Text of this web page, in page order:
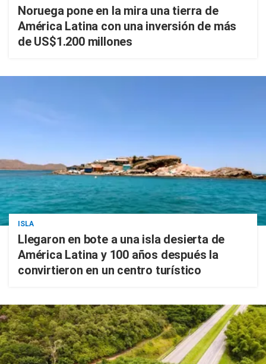
Noruega pone en la mira una tierra de
América Latina con una inversión de más
de US$1.200 millones
ISLA
Llegaron en bote a una isla desierta de
América Latina y 100 años después la
convirtieron en un centro turístico